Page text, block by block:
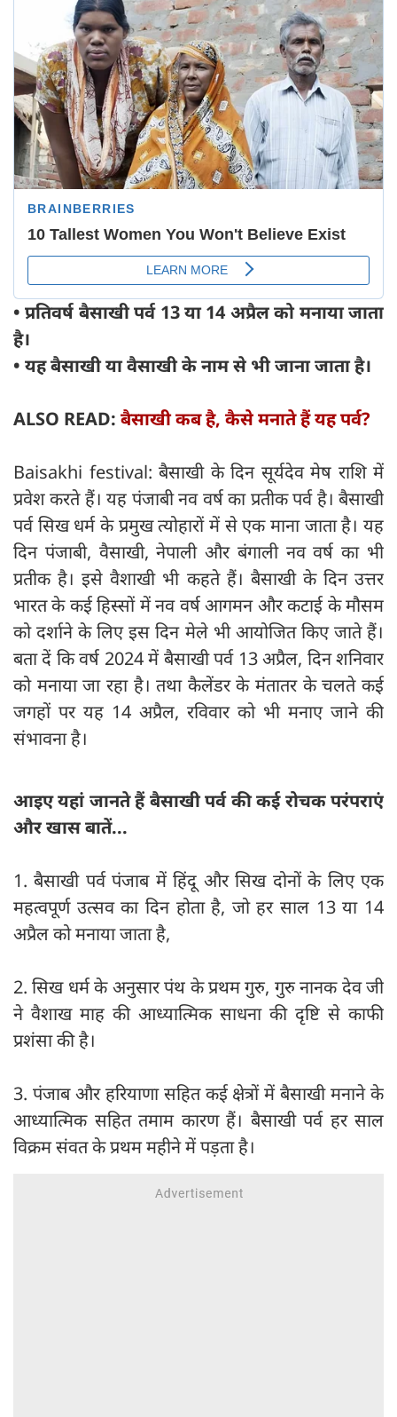
• प्रतिवर्ष बैसाखी पर्व 13 या 14 अप्रैल को मनाया जाता
है।
• यह बैसाखी या वैसाखी के नाम से भी जाना जाता है।
ALSO READ: बैसाखी कब है, कैसे मनाते हैं यह पर्व?
Baisakhi festival: बैसाखी के दिन सूर्यदेव मेष राशि में
प्रवेश करते हैं। यह पंजाबी नव वर्ष का प्रतीक पर्व है। बैसाखी
पर्व सिख धर्म के प्रमुख त्योहारों में से एक माना जाता है। यह
दिन पंजाबी, वैसाखी, नेपाली और बंगाली नव वर्ष का भी
प्रतीक है। इसे वैशाखी भी कहते हैं। बैसाखी के दिन उत्तर
भारत के कई हिस्सों में नव वर्ष आगमन और कटाई के मौसम
को दर्शाने के लिए इस दिन मेले भी आयोजित किए जाते हैं।
बता दें कि वर्ष 2024 में बैसाखी पर्व 13 अप्रैल, दिन शनिवार
को मनाया जा रहा है। तथा कैलेंडर के मंतातर के चलते कई
जगहों पर यह 14 अप्रैल, रविवार को भी मनाए जाने की
संभावना है।
आइए यहां जानते हैं बैसाखी पर्व की कई रोचक परंपराएं
और खास बातें...
1. बैसाखी पर्व पंजाब में हिंदू और सिख दोनों के लिए एक
महत्वपूर्ण उत्सव का दिन होता है, जो हर साल 13 या 14
अप्रैल को मनाया जाता है,
2. सिख धर्म के अनुसार पंथ के प्रथम गुरु, गुरु नानक देव जी
ने वैशाख माह की आध्यात्मिक साधना की दृष्टि से काफी
प्रशंसा की है।
3. पंजाब और हरियाणा सहित कई क्षेत्रों में बैसाखी मनाने के
आध्यात्मिक सहित तमाम कारण हैं। बैसाखी पर्व हर साल
विक्रम संवत के प्रथम महीने में पड़ता है।